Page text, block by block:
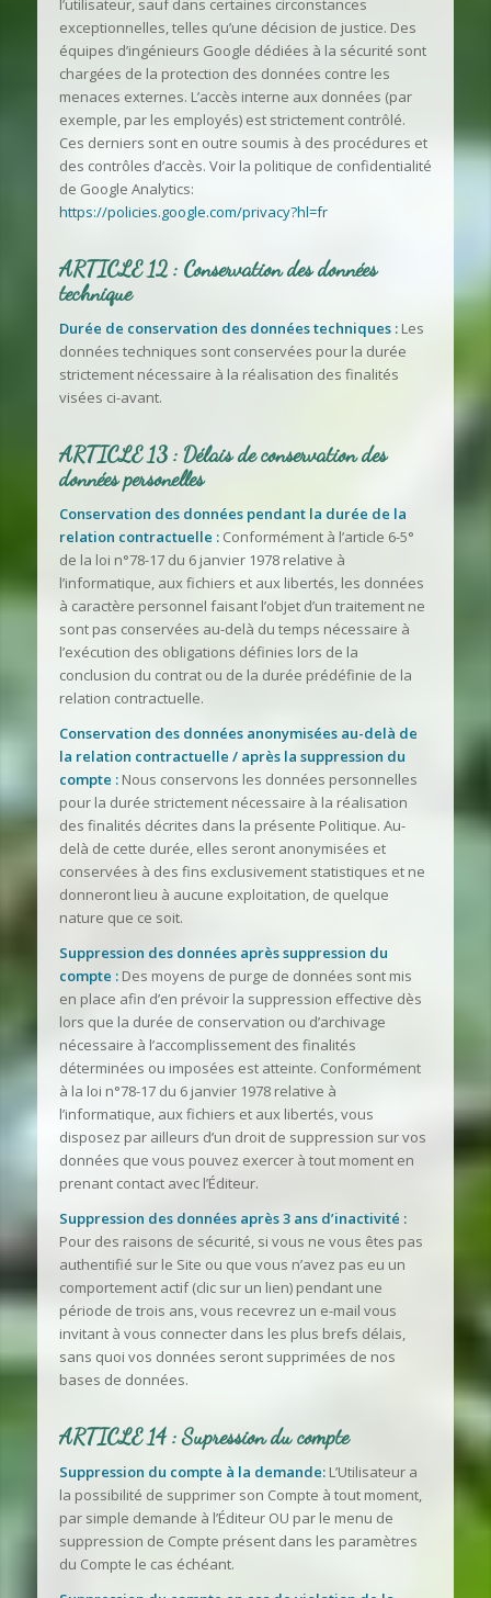
exceptionnelles, telles qu’une décision de justice. Des
équipes d’ingénieurs Google dédiées à la sécurité sont
chargées de la protection des données contre les
menaces externes. L’accès interne aux données (par
exemple, par les employés) est strictement contrôlé.
Ces derniers sont en outre soumis à des procédures et
des contrôles d’accès. Voir la politique de confidentialité
de Google Analytics:
https://policies.google.com/privacy?hl=fr
ARTICLE 12 : Conservation des données
technique
Durée de conservation des données techniques :Les
données techniques sont conservées pour la durée
strictement nécessaire à la réalisation des finalités
visées ci-avant.
ARTICLE 13 : Délais de conservation des
données personelles
Conservation des données pendant la durée de la
relation contractuelle : Conformément à l’article 6-5°
de la loi n°78-17 du 6 janvier 1978 relative à
l’informatique, aux fichiers et aux libertés, les données
à caractère personnel faisant l’objet d’un traitement ne
sont pas conservées au-delà du temps nécessaire à
l’exécution des obligations définies lors de la
conclusion du contrat ou de la durée prédéfinie de la
relation contractuelle.
Conservation des données anonymisées au-delà de
la relation contractuelle / après la suppression du
compte : Nous conservons les données personnelles
pour la durée strictement nécessaire à la réalisation
des finalités décrites dans la présente Politique. Au-
delà de cette durée, elles seront anonymisées et
conservées à des fins exclusivement statistiques et ne
donneront lieu à aucune exploitation, de quelque
nature que ce soit.
Suppression des données après suppression du
compte : Des moyens de purge de données sont mis
en place afin d’en prévoir la suppression effective dès
lors que la durée de conservation ou d’archivage
nécessaire à l’accomplissement des finalités
déterminées ou imposées est atteinte. Conformément
à la loi n°78-17 du 6 janvier 1978 relative à
l’informatique, aux fichiers et aux libertés, vous
disposez par ailleurs d’un droit de suppression sur vos
données que vous pouvez exercer à tout moment en
prenant contact avec l’Éditeur.
Suppression des données après 3 ans d’inactivité :
Pour des raisons de sécurité, si vous ne vous êtes pas
authentifié sur le Site ou que vous n’avez pas eu un
comportement actif (clic sur un lien) pendant une
période de trois ans, vous recevrez un e-mail vous
invitant à vous connecter dans les plus brefs délais,
sans quoi vos données seront supprimées de nos
bases de données.
ARTICLE 14 : Supression du compte
Suppression du compte à la demande: L’Utilisateur a
la possibilité de supprimer son Compte à tout moment,
par simple demande à l’Éditeur OU par le menu de
suppression de Compte présent dans les paramètres
du Compte le cas échéant.